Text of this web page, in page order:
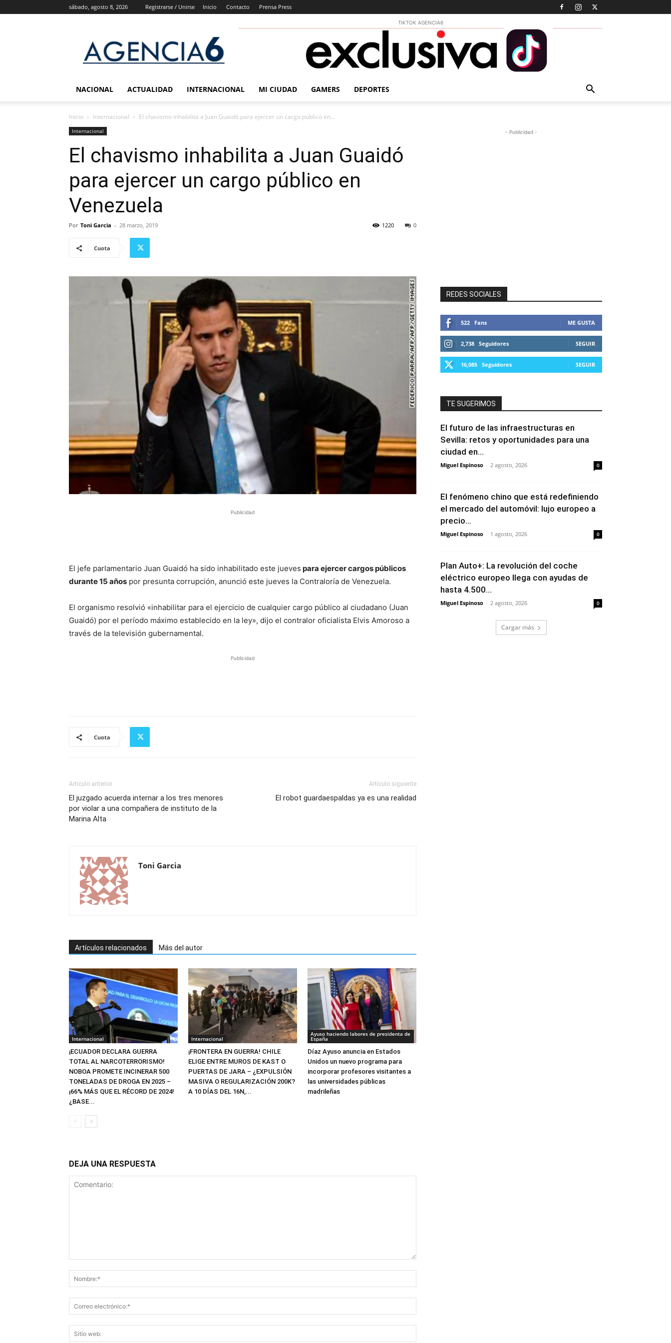
sábado, agosto 8, 2026 Registrarse / Unirse Inicio Contacto Prensa Press
6
Noticias
TIKTOK AGENCIA6
NACIONAL ACTUALIDAD INTERNACIONAL MI CIUDAD GAMERS DEPORTES
Inicio Internacional El chavismo inhabilita a Juan Guaidó para ejercer un cargo público en...
Internacional
El chavismo inhabilita a Juan Guaidó
para ejercer un cargo público en
Venezuela
Por Toni Garcia - 28 marzo, 2019 0
1220
Cuota
Publicidad
El jefe parlamentario Juan Guaidó ha sido inhabilitado este jueves para ejercer cargos públicos
durante 15 años por presunta corrupción, anunció este jueves la Contraloría de Venezuela.
El organismo resolvió «inhabilitar para el ejercicio de cualquier cargo público al ciudadano (Juan
Guaidó) por el período máximo establecido en la ley», dijo el contralor oficialista Elvis Amoroso a
través de la televisión gubernamental.
Publicidad
Cuota
Artículo anterior
El juzgado acuerda internar a los tres menores
por violar a una compañera de instituto de la
Marina Alta
Artículo siguiente
El robot guardaespaldas ya es una realidad
Toni Garcia
Artículos relacionados Más del autor
Internacional
¡ECUADOR DECLARA GUERRA
TOTAL AL NARCOTERRORISMO!
NOBOA PROMETE INCINERAR 500
TONELADAS DE DROGA EN 2025 –
¡66% MÁS QUE EL RÉCORD DE 2024!
¿BASE...
Internacional
¡FRONTERA EN GUERRA! CHILE
ELIGE ENTRE MUROS DE KAST O
PUERTAS DE JARA – ¿EXPULSIÓN
MASIVA O REGULARIZACIÓN 200K?
A 10 DÍAS DEL 16N,...
Ayuso haciendo labores de presidenta de
España
Díaz Ayuso anuncia en Estados
Unidos un nuevo programa para
incorporar profesores visitantes a
las universidades públicas
madrileñas
DEJA UNA RESPUESTA
- Publicidad -
REDES SOCIALES
522 Fans ME GUSTA
2,738 Seguidores SEGUIR
16,085 Seguidores SEGUIR
TE SUGERIMOS
El futuro de las infraestructuras en
Sevilla: retos y oportunidades para una
ciudad en...
Miguel Espinoso - 2 agosto, 2026 0
El fenómeno chino que está redefiniendo
el mercado del automóvil: lujo europeo a
precio...
Miguel Espinoso - 1 agosto, 2026 0
Plan Auto+: La revolución del coche
eléctrico europeo llega con ayudas de
hasta 4.500...
Miguel Espinoso - 2 agosto, 2026 0
Cargar más